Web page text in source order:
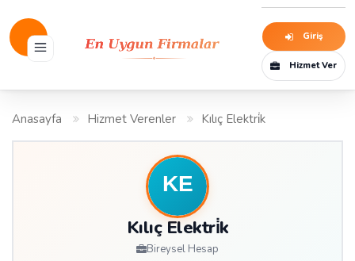
Giriş
Hizmet Ver
Anasayfa Hizmet Verenler Kılıç Elektri̇k
Kılıç Elektri̇k
Bireysel Hesap